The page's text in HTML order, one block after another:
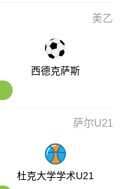
美乙
西德克萨斯
萨尔U21
杜克大学学术U21